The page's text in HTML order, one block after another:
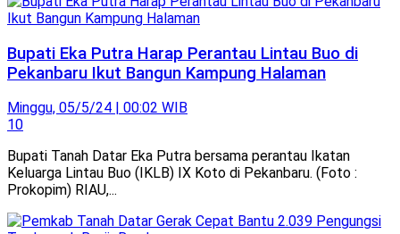
Bupati Eka Putra Harap Perantau Lintau Buo di
Pekanbaru Ikut Bangun Kampung Halaman
Minggu, 05/5/24 | 00:02 WIB
10
Bupati Tanah Datar Eka Putra bersama perantau Ikatan
Keluarga Lintau Buo (IKLB) IX Koto di Pekanbaru. (Foto :
Prokopim) RIAU,...